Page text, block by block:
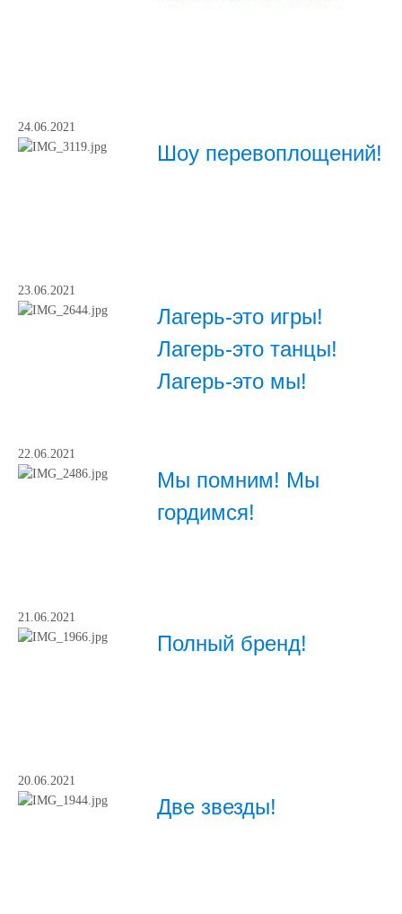
24.06.2021
Шоу перевоплощений!
23.06.2021
Лагерь-это игры!
Лагерь-это танцы!
Лагерь-это мы!
22.06.2021
Мы помним! Мы
гордимся!
21.06.2021
Полный бренд!
20.06.2021
Две звезды!